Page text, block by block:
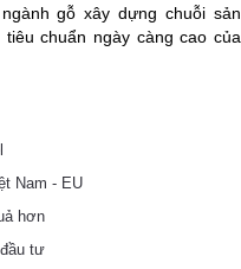
gỗ xây dựng chuỗi sản
chuẩn ngày càng cao của
Nam - EU
hơn
tư